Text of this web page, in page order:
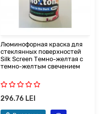
Люминофорная краска для
стеклянных поверхностей
Silk Screen Темно-желтая с
темно-желтым свечением
296.76 LEI